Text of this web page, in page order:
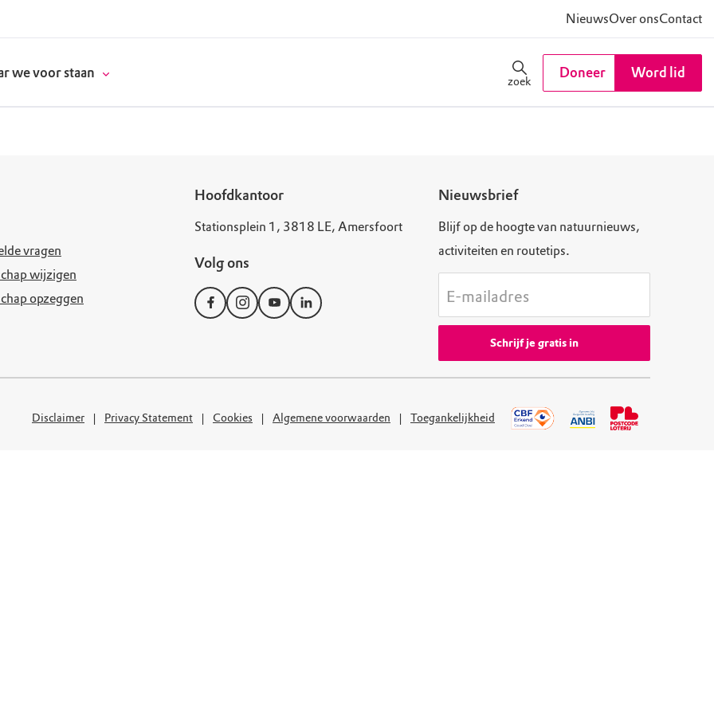
NieuwsOver onsContact
we voor staan
zoek
Doneer Word lid
vragen
wijzigen
opzeggen
Hoofdkantoor
Stationsplein 1, 3818 LE, Amersfoort
Volg ons
Nieuwsbrief
Blijf op de hoogte van natuurnieuws,
activiteiten en routetips.
E-mailadres
Schrijf je gratis in
Disclaimer Privacy Statement Cookies Algemene voorwaarden Toegankelijkheid